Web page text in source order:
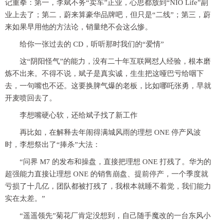
记重拳：第一，李斌不务“卖车”正业，心思都放到“NIO Life”副
业上去了；第二，蔚来算豪华品牌吧，但只是“二线”；第三，蔚
来如果早用他的方法论，销量绝不会这么惨。
给你一张过去的 CD，听听那时我们的“爱情”
这“阴阳怪气”的能力，没有二十年互联网怼人经验，根本磨
炼不出来。不得不说，斌子是真实诚，生生把这哑巴亏给咽下
去，一句嘴也不还。这要换脾气爆的老板，比如哪吒张勇，早就
开麦喷回去了。
李想嘴硬心软，还给斌子找了新工作
再比如，在解释去年闹得满城风雨的理想 ONE 停产风波
时，李想祭出了“捧杀”大法：
“问界 M7 的发布和操盘，直接把理想 ONE 打残了。华为的
超强能力直接让理想 ONE 的销售崩盘、提前停产，一个季度就
亏损了十几亿，团队都被打残了，我根本就睡不着觉，我们能力
实在太差。”
“遥遥领先”菊花厂肯定没想到，自己随手魔改的一台东风小